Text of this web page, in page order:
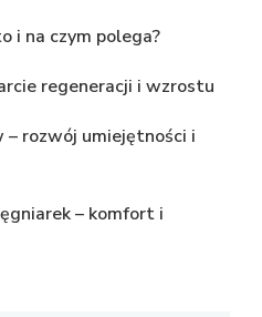
i na czym polega?
regeneracji i wzrostu
rozwój umiejętności i
– komfort i